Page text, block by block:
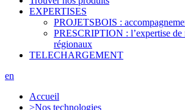
EXPERTISES
PROJETSBOIS :
PRESCRIPTION : l’expertise de
régionaux
TELECHARGEMENT
en
Accueil
>Nos technologies